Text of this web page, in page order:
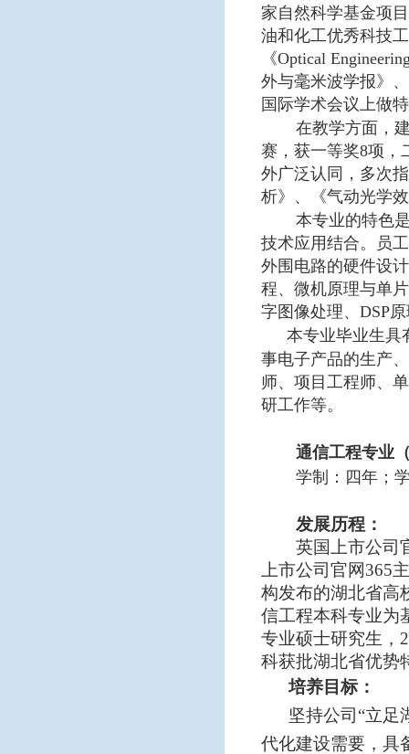
家自然科学基金项
油和化工优秀科技
《Optical
外与毫米波学报》
国际学术会议上做
在教学方面，
赛，获一等奖8项，
外广泛认同，多次
析》、《气动光学
本专业的特色
技术应用结合。员
外围电路的硬件设
程、微机原理与单
字图像处理、 DSP
本专业毕业生具
事电子产品的生产
师、项目工程师、
研工作等。
通信工程专业
学制：四年；
发展历程：
英国上市公司
上市公司官网365
构发布的湖北省高
信工程本科专业为
专业硕士研究生， 2
科获批湖北省优势
培养目标：
坚持公司 “立足
代化建设需要，具